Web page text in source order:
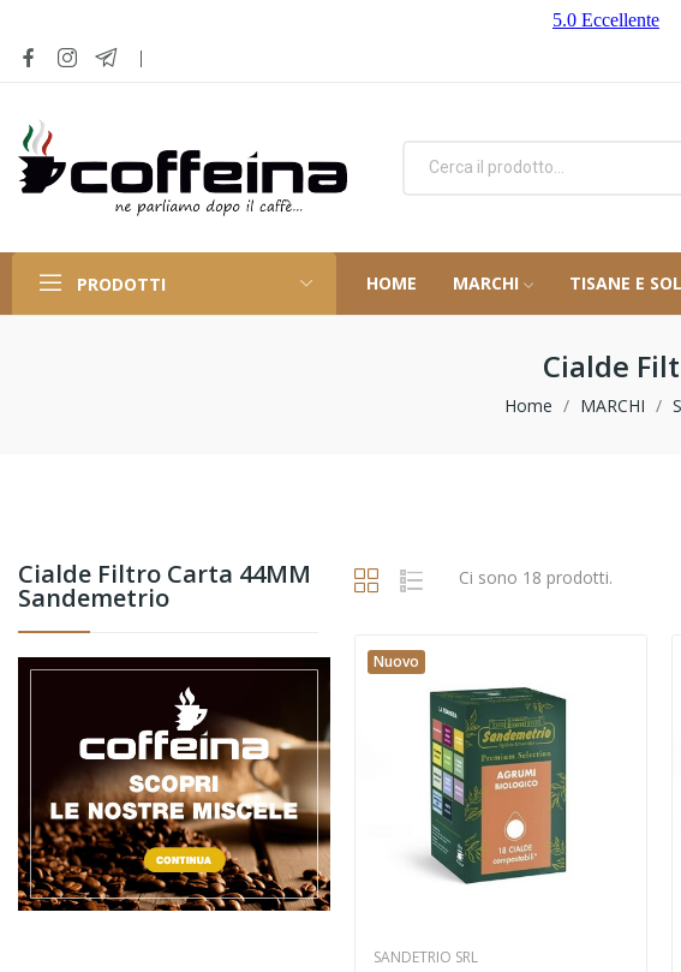
PRODOTTI HOME MARCHI TISANE E
Cialde
Home MARCHI
Cialde Filtro Carta 44MM
Sandemetrio
Ci sono 18 prodotti.
Nuovo
SANDETRIO SRL